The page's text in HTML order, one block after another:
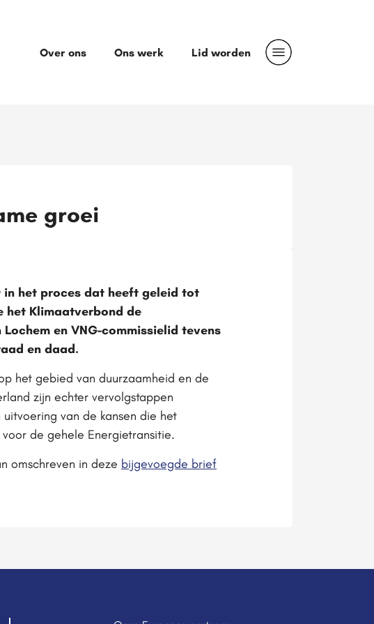
Over ons Ons werk Lid worden
groei
in het proces dat heeft geleid tot
het Klimaatverbond de
en VNG-commissielid tevens
en daad.
het gebied van duurzaamheid en de
zijn echter vervolgstappen
van de kansen die het
de gehele Energietransitie.
omschreven in deze bijgevoegde brief